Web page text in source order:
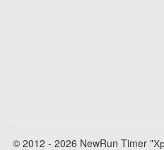
© 2012 - 2026 NewRun Timer